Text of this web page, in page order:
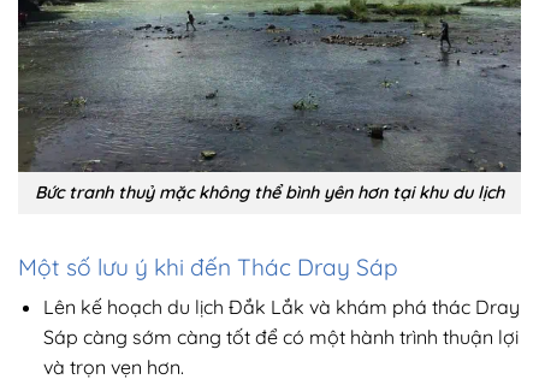
Bức tranh thuỷ mặc không thể bình yên hơn tại khu du lịch
Một số lưu ý khi đến Thác Dray Sáp
Lên kế hoạch du lịch Đắk Lắk và khám phá thác Dray
Sáp càng sớm càng tốt để có một hành trình thuận lợi
và trọn vẹn hơn.